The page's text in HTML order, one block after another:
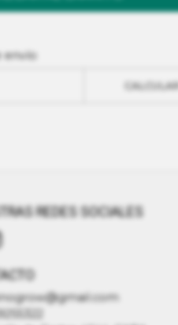
envío
CALCULAR
REDES SOCIALES